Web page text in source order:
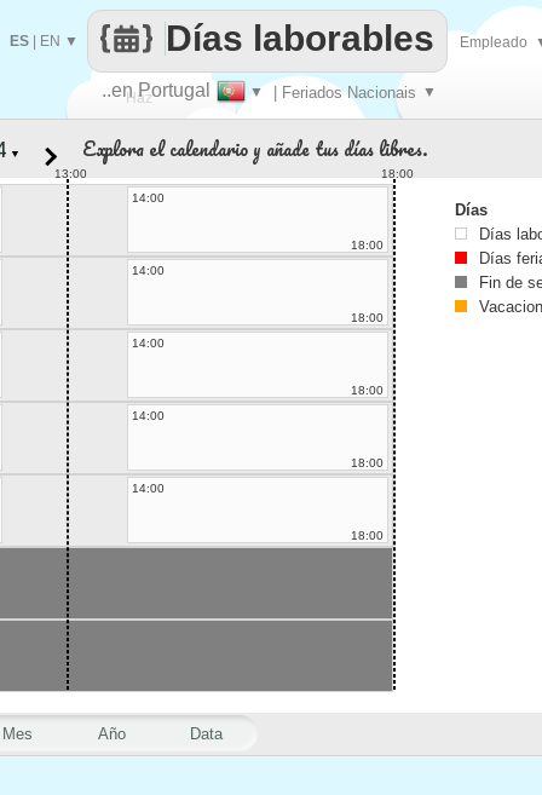
Haz
..en Portugal ▼ | Feriados Nacionais ▼
Días laborables
ES EN ▼ Empleado
Mes Año Data
▼ Explora el calendario y añade tus días libres.
13:00
18:00
14:00
18:00
14:00
18:00
14:00
18:00
14:00
18:00
14:00
18:00
Días
Días
Días
Fin de